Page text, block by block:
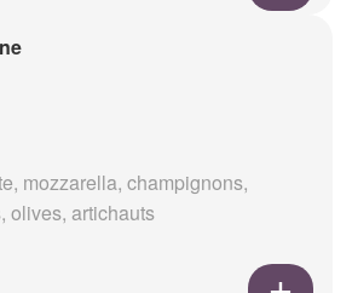
mozzarella, champignons,
olives, artichauts